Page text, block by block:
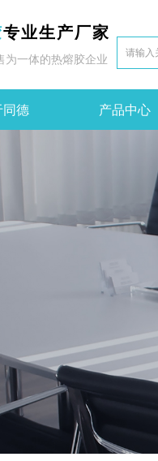
同德 产品中心
专业生产厂家
为一体的热熔胶企业